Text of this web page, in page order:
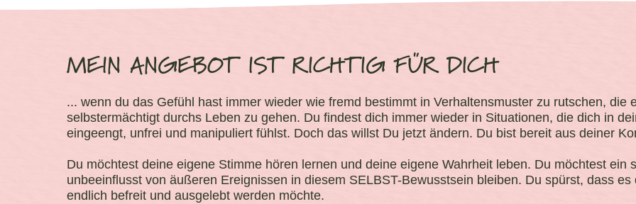
MEIN ANGEBOT IST RICHTIG FÜR DICH
... wenn du das Gefühl hast immer wieder wie fremd bestimmt in Verhaltensmuster zu rutschen, die
selbstermächtigt durchs Leben zu gehen. Du findest dich immer wieder in Situationen, die dich in
eingeengt, unfrei und manipuliert fühlst. Doch das willst Du jetzt ändern. Du bist bereit aus deiner
Du möchtest deine eigene Stimme hören lernen und deine eigene Wahrheit leben. Du möchtest ein
unbeeinflusst von äußeren Ereignissen in diesem SELBST-Bewusstsein bleiben. Du spürst, dass
endlich befreit und ausgelebt werden möchte.